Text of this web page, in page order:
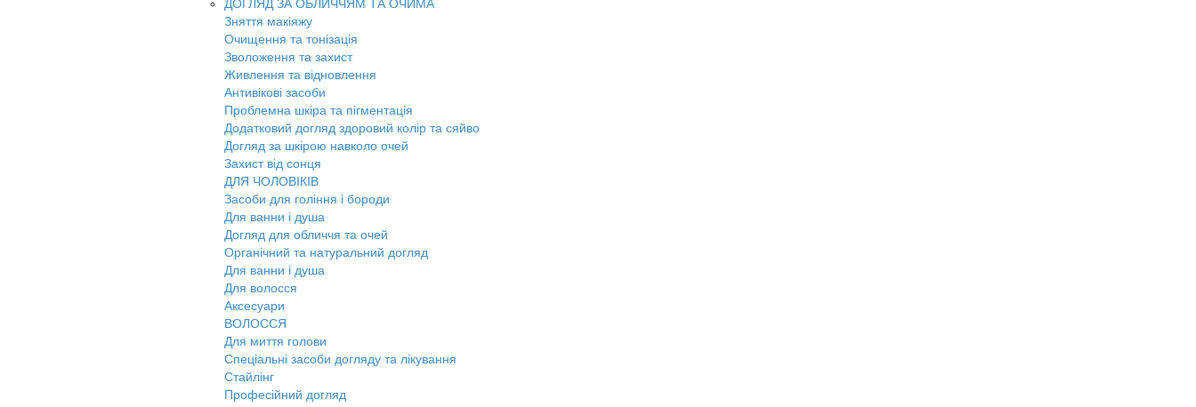
ДОГЛЯД ЗА ОБЛИЧЧЯМ ТА ОЧИМА
Зняття макіяжу
Очищення та тонізація
Зволоження та захист
Живлення та відновлення
Антивікові засоби
Проблемна шкіра та пігментація
Додатковий догляд здоровий колір та сяйво
Догляд за шкірою навколо очей
Захист від сонця
ДЛЯ ЧОЛОВІКІВ
Засоби для гоління і бороди
Для ванни і душа
Догляд для обличчя та очей
Органічний та натуральний догляд
Для ванни і душа
Для волосся
Аксесуари
ВОЛОССЯ
Для миття голови
Спеціальні засоби догляду та лікування
Стайлінг
Професійний догляд